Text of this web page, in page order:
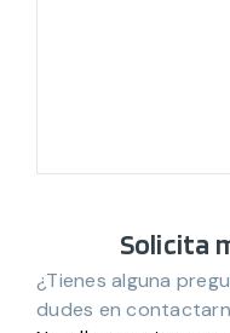
Solicita
¿Tienes alguna
dudes en